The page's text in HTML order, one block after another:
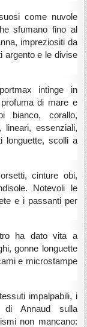
come nuvole
sfumano fino al
impreziositi da
argento e le divise
intinge in
profuma di mare e
bianco, corallo,
lineari, essenziali,
longuette, scolli a
cinture obi,
Notevoli le
e i passanti per
ha dato vita a
gonne longuette
e microstampe
impalpabili, i
Annaud sulla
non mancano: